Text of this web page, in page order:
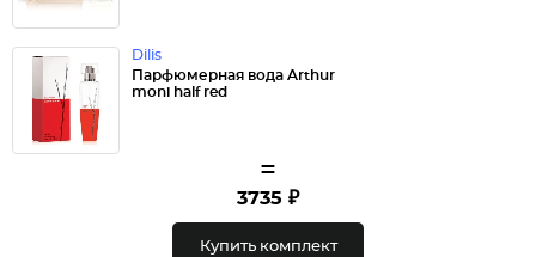
Dilis
Парфюмерная вода Arthur
moni half red
=
3735 ₽
Купить комплект